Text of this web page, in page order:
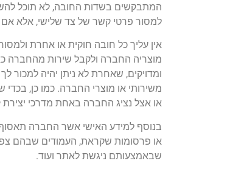
המתבקשים בשדות החובה, לא תוכל
למסור פרטי קשר של צד שלישי, אלא
אין עליך כל חובה חוקית או אחרת
מוצריה החברה ולקבל שירות מהחברה
ומדויקים, שאחרת לא ניתן יהיה
משירותי או מוצרי החברה. כמו כן,
או אצל נציג החברה באחת מדרכי
בנוסף למידע האישי אשר החברה
שבאמצעותם ניגשת לאתר ועוד.